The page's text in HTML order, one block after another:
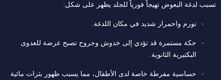
تسبب لدغة البعوض تهيجاً فورياً للجلد يظهر على شكل:
تورم واحمرار شديد في مكان اللدغة.
حكة مستمرة قد تؤدي إلى خدوش وجروح تصبح عرضة للعدوى
البكتيرية الثانوية.
حساسية مفرطة خاصة لدى الأطفال، مما يسبب ظهور بثرات مائية